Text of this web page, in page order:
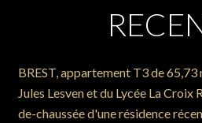
BREST, appartement T3 de 65,73
Jules Lesven et du Lycée La Croix
de-chaussée d'une résidence